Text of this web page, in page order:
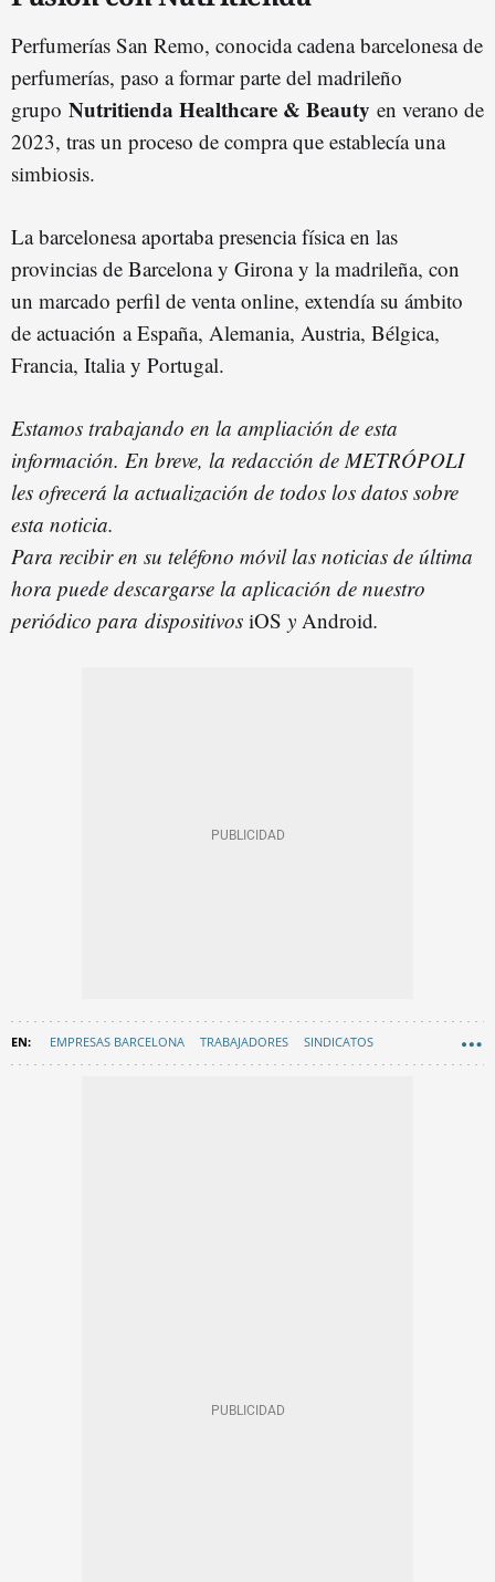
Perfumerías San Remo, conocida cadena barcelonesa de
perfumerías, paso a formar parte del madrileño
grupo Nutritienda Healthcare & Beauty en verano de
2023, tras un proceso de compra que establecía una
simbiosis.
La barcelonesa aportaba presencia física en las
provincias de Barcelona y Girona y la madrileña, con
un marcado perfil de venta online, extendía su ámbito
de actuación a España, Alemania, Austria, Bélgica,
Francia, Italia y Portugal.
Estamos trabajando en la ampliación de esta
información. En breve, la redacción de METRÓPOLI
les ofrecerá la actualización de todos los datos sobre
esta noticia.
Para recibir en su teléfono móvil las noticias de última
hora puede descargarse la aplicación de nuestro
periódico para dispositivos iOS y Android.
EMPRESAS BARCELONA TRABAJADORES SINDICATOS